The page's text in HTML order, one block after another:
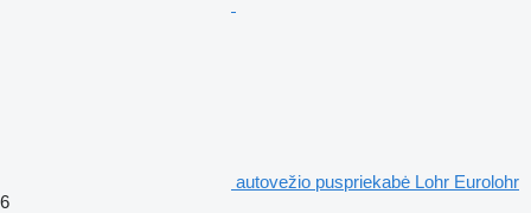
autovežio puspriekabė Lohr Eurolohr
6